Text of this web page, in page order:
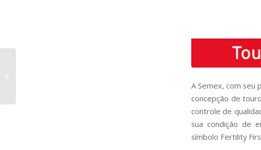
A Semex, com seu
concepção de
controle de
sua condição de
símbolo Fertility